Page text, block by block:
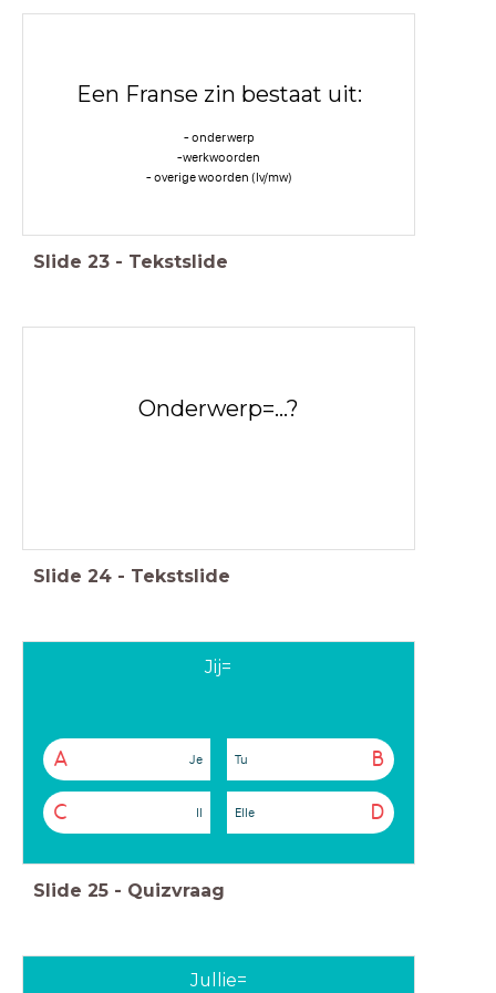
Een Franse zin bestaat uit:
- onderwerp
-werkwoorden
- overige woorden (lv/mw)
Slide 23 - Tekstslide
Onderwerp=...?
Slide 24 - Tekstslide
Jij=
A Je B
Tu
C Il D
Elle
Slide 25 - Quizvraag
Jullie=